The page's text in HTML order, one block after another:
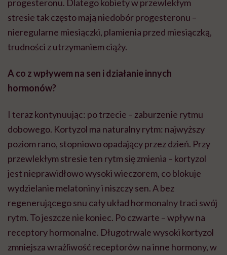
progesteronu. Dlatego kobiety w przewlekłym
stresie tak często mają niedobór progesteronu –
nieregularne miesiączki, plamienia przed miesiączką,
trudności z utrzymaniem ciąży.
A co z wpływem na sen i działanie innych
hormonów?
I teraz kontynuując: po trzecie – zaburzenie rytmu
dobowego. Kortyzol ma naturalny rytm: najwyższy
poziom rano, stopniowo opadający przez dzień. Przy
przewlekłym stresie ten rytm się zmienia – kortyzol
jest nieprawidłowo wysoki wieczorem, co blokuje
wydzielanie melatoniny i niszczy sen. A bez
regenerującego snu cały układ hormonalny traci swój
rytm. To jeszcze nie koniec. Po czwarte – wpływ na
receptory hormonalne. Długotrwale wysoki kortyzol
zmniejsza wrażliwość receptorów na inne hormony, w